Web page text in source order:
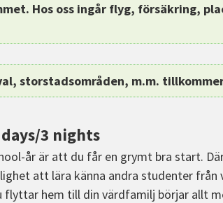
Hos oss ingår flyg, försäkring,
storstadsområden, m.m.
3 nights
år är att du får en grymt bra start.
att lära känna andra studenter från
flyttar hem till din värdfamilj börjar allt